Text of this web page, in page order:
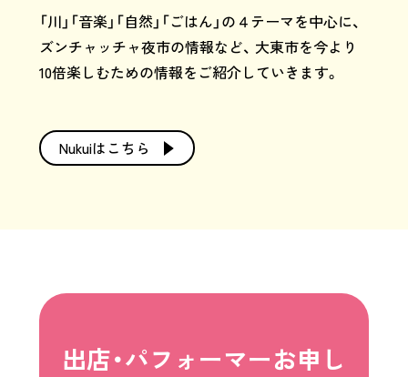
「川」「音楽」「自然」「ごはん」の４テーマを中心に、
ズンチャッチャ夜市の情報など、 大東市を今より
10倍楽しむための情報をご紹介していきます。
Nukuiはこちら
出店・パフォーマーお申し